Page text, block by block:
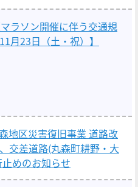
ラソン開催に伴う交通規
月23日（土・祝）】
地区災害復旧事業 道路改
交差道路(丸森町耕野・大
めのお知らせ